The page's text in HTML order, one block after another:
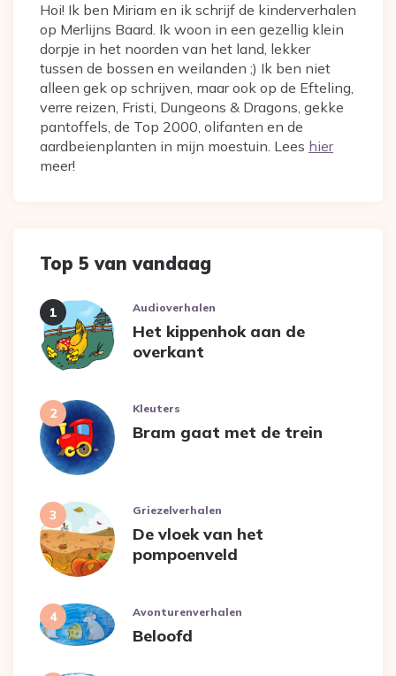
Hoi! Ik ben Miriam en ik schrijf de kinderverhalen
op Merlijns Baard. Ik woon in een gezellig klein
dorpje in het noorden van het land, lekker
tussen de bossen en weilanden ;) Ik ben niet
alleen gek op schrijven, maar ook op de Efteling,
verre reizen, Fristi, Dungeons & Dragons, gekke
pantoffels, de Top 2000, olifanten en de
aardbeienplanten in mijn moestuin. Lees hier
meer!
Top 5 van vandaag
Audioverhalen
Het kippenhok aan de
overkant
Kleuters
Bram gaat met de trein
Griezelverhalen
De vloek van het
pompoenveld
Avonturenverhalen
Beloofd